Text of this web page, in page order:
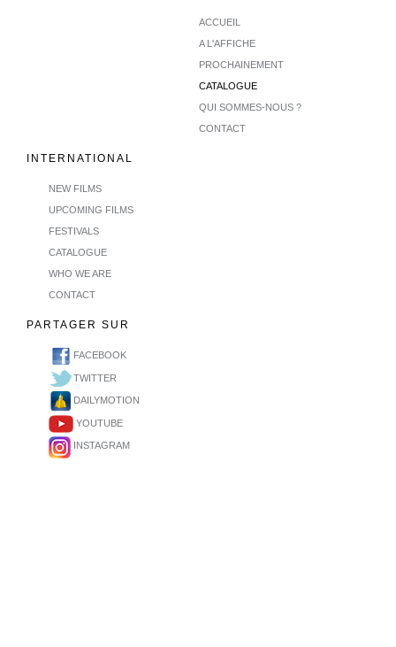
ACCUEIL
A L'AFFICHE
PROCHAINEMENT
CATALOGUE
QUI SOMMES-NOUS ?
CONTACT
INTERNATIONAL
NEW FILMS
UPCOMING FILMS
FESTIVALS
CATALOGUE
WHO WE ARE
CONTACT
PARTAGER SUR
FACEBOOK
TWITTER
DAILYMOTION
YOUTUBE
INSTAGRAM